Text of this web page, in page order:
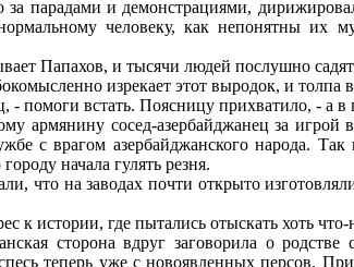
за парадами и демонстрациями,
человеку, как непонятны их
Папахов, и тысячи людей послушно
изрекает этот выродок, и толпа
помоги встать. Поясницу прихватило, - а в
армянину сосед-азербайджанец за игрой
с врагом азербайджанского народа.
начала гулять резня.
что на заводах почти открыто
к истории, где пытались отыскать хоть что-
сторона вдруг заговорила о
теперь уже с новоявленных персов.